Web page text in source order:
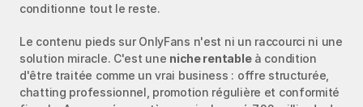
conditionne tout le reste.
Le contenu pieds sur OnlyFans n'est ni un raccourci ni une
solution miracle. C'est une niche rentable à condition
d'être traitée comme un vrai business : offre structurée,
chatting professionnel, promotion régulière et conformité